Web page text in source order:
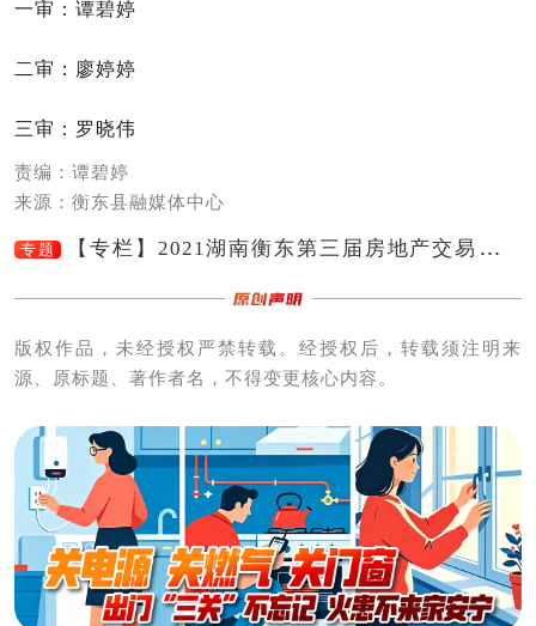
一审：谭碧婷
二审：廖婷婷
三审：罗晓伟
责编：谭碧婷
来源：衡东县融媒体中心
专题
【专栏】2021湖南衡东第三届房地产交易展示
版权作品，未经授权严禁转载。经授权后，转载须注明来
源、原标题、著作者名，不得变更核心内容。